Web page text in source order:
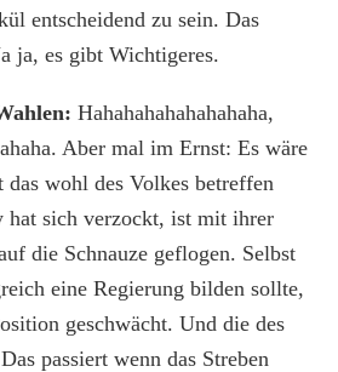
entscheidend zu sein. Das
ja, es gibt Wichtigeres.
Hahahahahahahahaha,
Aber mal im Ernst: Es wäre
wohl des Volkes betreffen
hat sich verzockt, ist mit ihrer
die Schnauze geflogen. Selbst
eine Regierung bilden sollte,
geschwächt. Und die des
passiert wenn das Streben